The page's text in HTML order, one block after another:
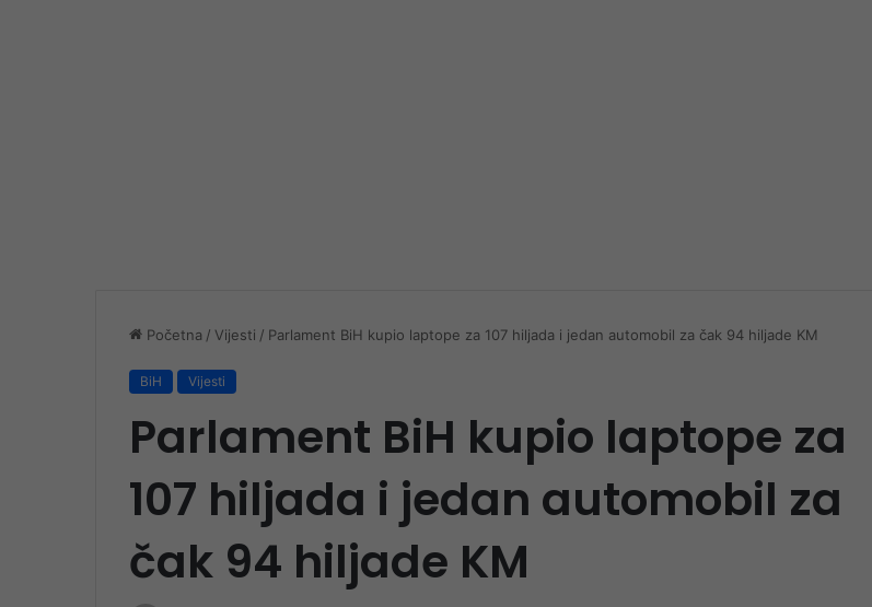
Početna / Vijesti / Parlament BiH kupio laptope za 107 hiljada i jedan automobil za čak 94 hiljade KM
BiH Vijesti
Parlament BiH kupio laptope za
107 hiljada i jedan automobil za
čak 94 hiljade KM